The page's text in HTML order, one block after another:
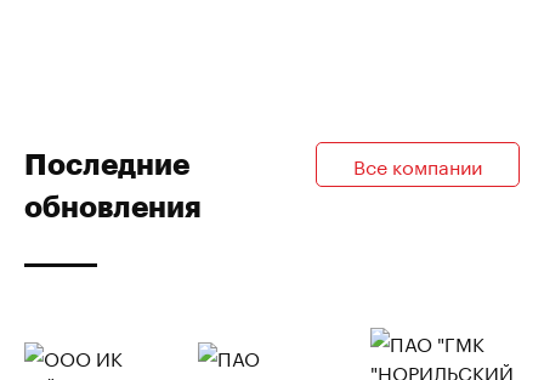
Последние
обновления
Все компании